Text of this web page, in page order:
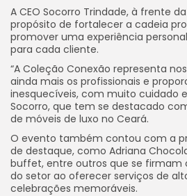
A CEO Socorro Trindade, à frente
propósito de fortalecer a cadeia
promover uma experiência
para cada cliente.
“A Coleção Conexão representa
ainda mais os profissionais e
inesquecíveis, com muito cuidado
Socorro, que tem se destacado
de móveis de luxo no Ceará.
O evento também contou com a
de destaque, como Adriana
buffet, entre outros que se firmam
do setor ao oferecer serviços de
celebrações memoráveis.